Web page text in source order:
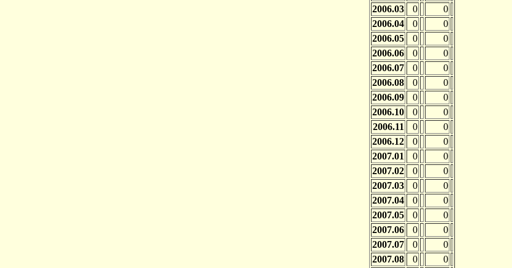
2006.03
0
0
2006.04
0
0
2006.05
0
0
2006.06
0
0
2006.07
0
0
2006.08
0
0
2006.09
0
0
2006.10
0
0
2006.11
0
0
2006.12
0
0
2007.01
0
0
2007.02
0
0
2007.03
0
0
2007.04
0
0
2007.05
0
0
2007.06
0
0
2007.07
0
0
2007.08
0
0